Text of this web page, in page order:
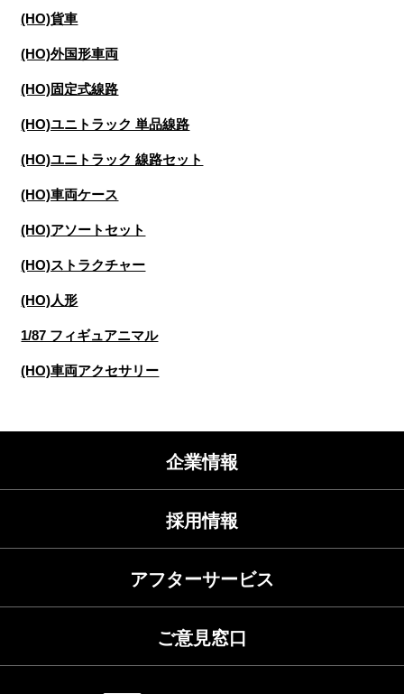
(HO)貨車
(HO)外国形車両
(HO)固定式線路
(HO)ユニトラック 単品線路
(HO)ユニトラック 線路セット
(HO)車両ケース
(HO)アソートセット
(HO)ストラクチャー
(HO)人形
1/87 フィギュアニマル
(HO)車両アクセサリー
企業情報
採用情報
アフターサービス
ご意見窓口